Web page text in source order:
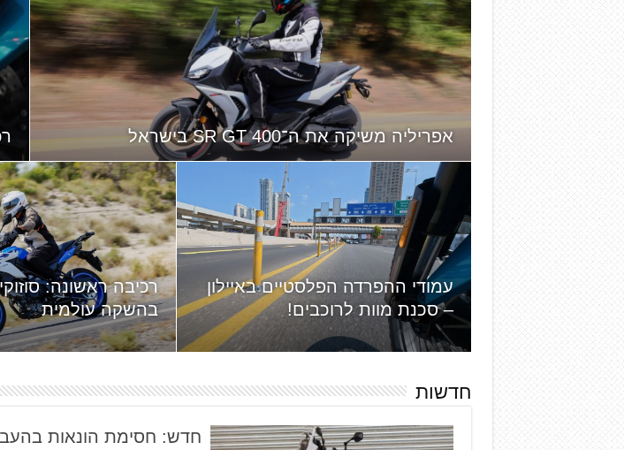
אפריליה משיקה את ה־SR GT 400 בישראל
עמודי ההפרדה הפלסטיים באיילון
– סכנת מוות לרוכבים!
בהשקה עולמית
חדשות
חדש: חסימת הונאות